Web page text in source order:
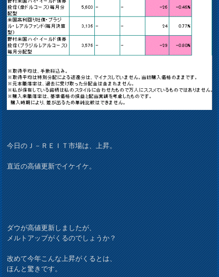
今日のＪ－ＲＥＩＴ市場は、上昇。
直近の高値更新でイケイケ。
ダウが高値更新しましたが、
メルトアップがくるのでしょうか？
改めて今年こんな上昇がくるとは、
ほんと驚きです。